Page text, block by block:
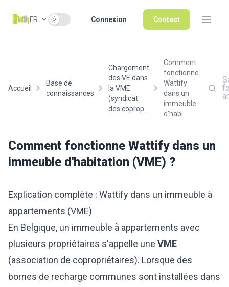
FR Use setting Connexion Contact
Accueil
Base de
connaissances
Chargement
des VE dans
la VME
(syndicat
des coprop...
Comment
fonctionne
Wattify
dans un
immeuble
d'habi...
Comment fonctionne Wattify dans un
immeuble d'habitation (VME) ?
Explication complète : Wattify dans un immeuble à
appartements (VME)
En Belgique, un immeuble à appartements avec
plusieurs propriétaires s'appelle une VME
(association de copropriétaires). Lorsque des
bornes de recharge communes sont installées dans